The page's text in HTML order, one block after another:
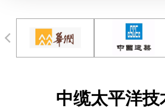
中缆太平洋技